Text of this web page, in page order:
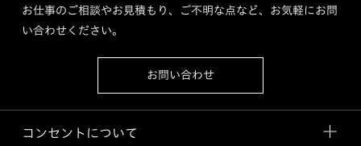
お仕事のご相談やお見積もり、ご不明な点など、お気軽にお問
い合わせください。
お問い合わせ
コンセントについて